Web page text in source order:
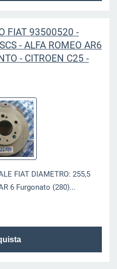
FIAT 93500520 -
- ALFA ROMEO AR6
- CITROEN C25 -
FIAT DIAMETRO: 255,5
6 Furgonato (280)...